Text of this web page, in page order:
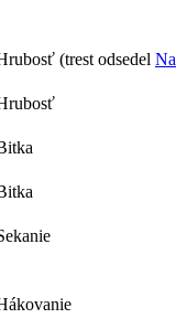
(trest odsedel